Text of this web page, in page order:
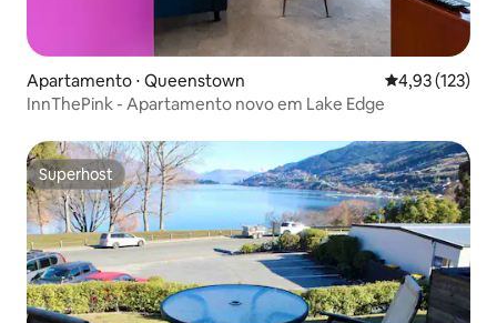
Apartamento ⋅ Queenstown 4,93 de uma
4,93 (123)
InnThePink - Apartamento novo em Lake Edge
Superhost
Superhost